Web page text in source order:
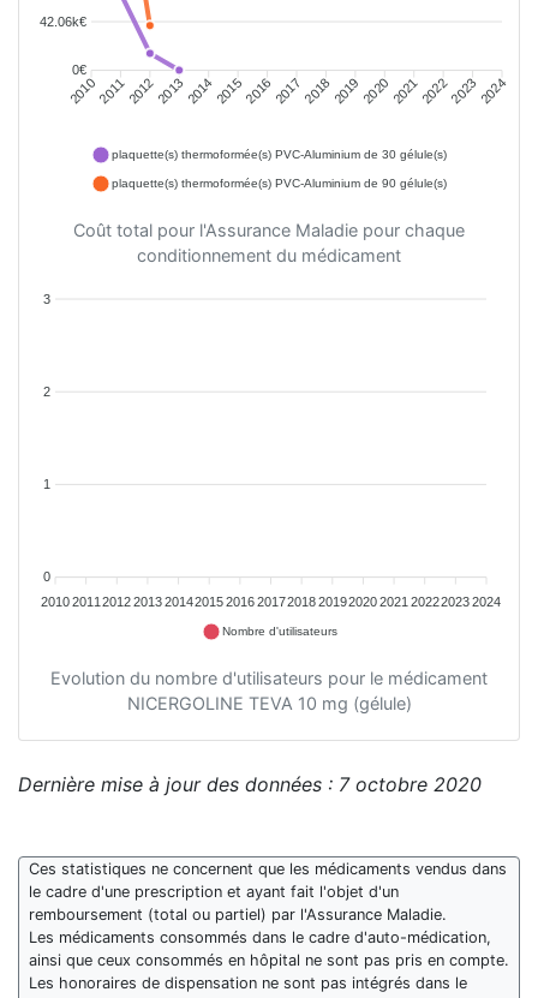
42.06k€
0€
201020112012201320142015201620172018201920202021202220232024
plaquette(s) thermoformée(s) PVC-Aluminium de 30 gélule(s)
plaquette(s) thermoformée(s) PVC-Aluminium de 90 gélule(s)
Coût total pour l'Assurance Maladie pour chaque
conditionnement du médicament
3
2
1
0
20102011 2012201320142015201620172018201920202021 202220232024
Nombre d'utilisateurs
Evolution du nombre d'utilisateurs pour le médicament
NICERGOLINE TEVA 10 mg (gélule)
Dernière mise à jour des données : 7 octobre 2020
Ces statistiques ne concernent que les médicaments vendus dans
le cadre d'une prescription et ayant fait l'objet d'un
remboursement (total ou partiel) par l'Assurance Maladie.
Les médicaments consommés dans le cadre d'auto-médication,
ainsi que ceux consommés en hôpital ne sont pas pris en compte.
Les honoraires de dispensation ne sont pas intégrés dans le